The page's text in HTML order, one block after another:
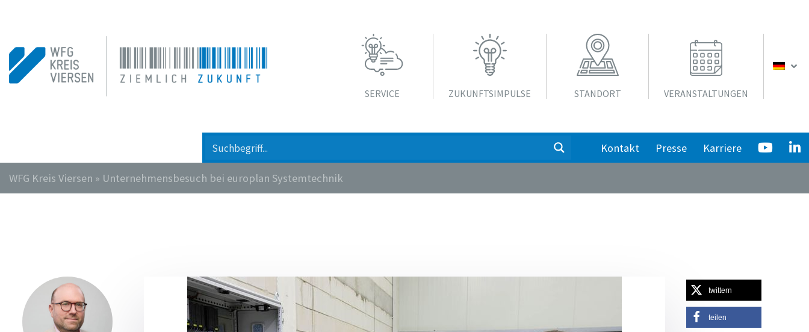
SERVICE ZUKUNFTS­IMPULSE STANDORT VERANSTALTUNGEN
Kontakt Presse Karriere
WFG Kreis Viersen » Unternehmensbesuch bei europlan Systemtechnik
twittern
teilen